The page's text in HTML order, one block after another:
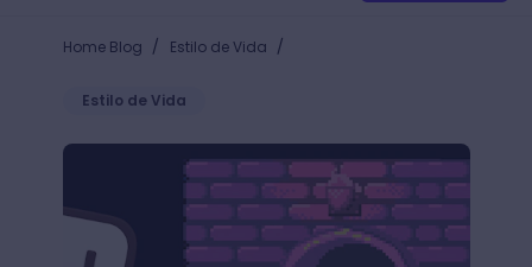
Home Blog / Estilo de Vida /
Estilo de Vida
Los programas para hacer pixel art con los que